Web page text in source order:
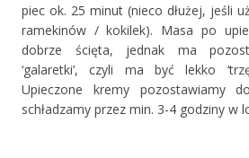
piec ok. 25 minut (nieco dłużej, jeśli
ramekinów / kokilek). Masa po
dobrze ścięta, jednak ma
‘galaretki’, czyli ma być lekko
Upieczone kremy pozostawiamy
schładzamy przez min. 3-4 godziny w